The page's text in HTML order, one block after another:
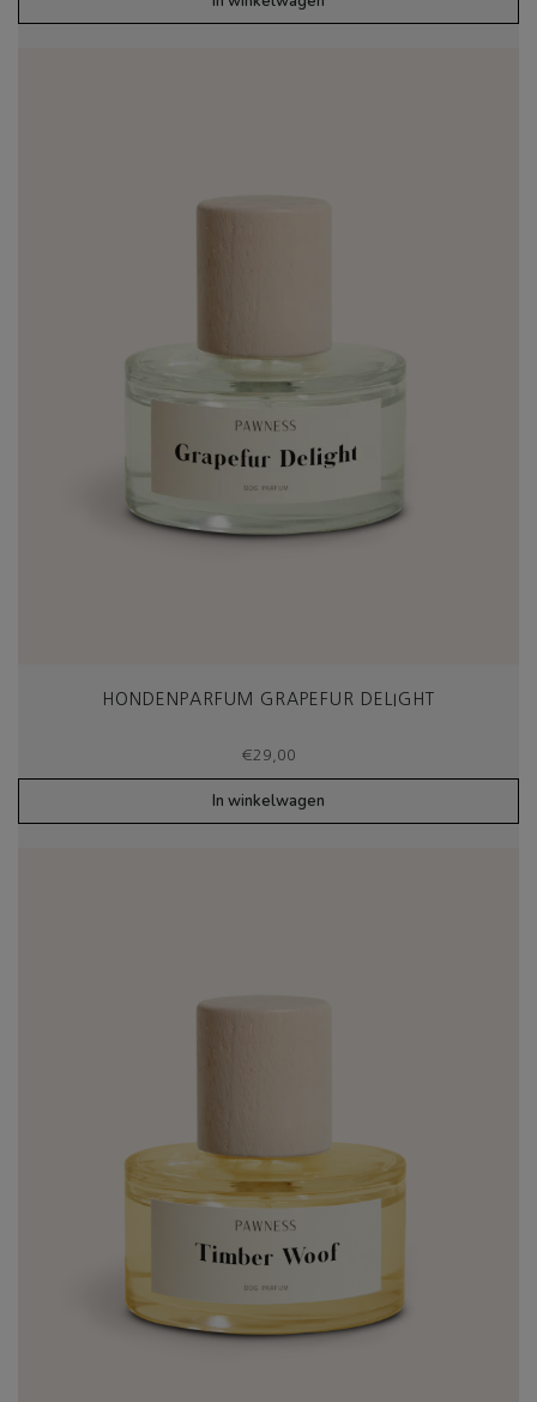
HONDENPARFUM GRAPEFUR DELIGHT
€29,00
In winkelwagen